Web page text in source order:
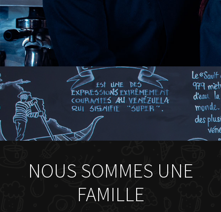
NOUS SOMMES UNE
FAMILLE